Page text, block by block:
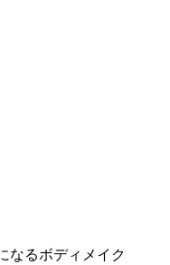
なるボディメイク